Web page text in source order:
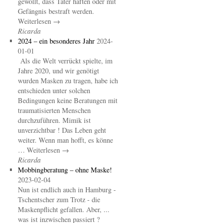
Gefängnis bestraft werden.
Weiterlesen →
Ricarda
2024 – ein besonderes Jahr 2024-
01-01
Als die Welt verrückt spielte, im
Jahre 2020, und wir genötigt
wurden Masken zu tragen, habe ich
entschieden unter solchen
Bedingungen keine Beratungen mit
traumatisierten Menschen
durchzuführen. Mimik ist
unverzichtbar ! Das Leben geht
weiter. Wenn man hofft, es könne
… Weiterlesen →
Ricarda
Mobbingberatung – ohne Maske!
2023-02-04
Nun ist endlich auch in Hamburg -
Tschentscher zum Trotz - die
Maskenpflicht gefallen. Aber, ...
was ist inzwischen passiert ?